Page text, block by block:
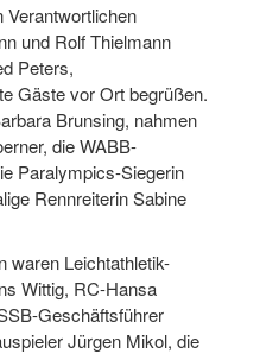
Verantwortlichen
und Rolf Thielmann
Peters,
Gäste vor Ort begrüßen.
Brunsing, nahmen
die WABB-
Paralympics-Siegerin
Rennreiterin Sabine
waren Leichtathletik-
Wittig, RC-Hansa
Geschäftsführer
Jürgen Mikol, die